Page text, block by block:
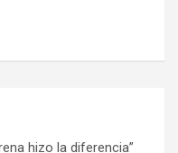
hizo la diferencia”